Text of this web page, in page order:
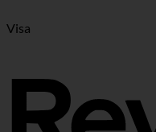
Visa